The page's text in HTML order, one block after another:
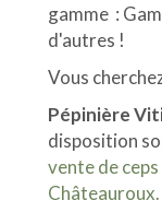
gamme :
d'autres !
Vous
Pépinière
disposition
vente de
Châteauroux.